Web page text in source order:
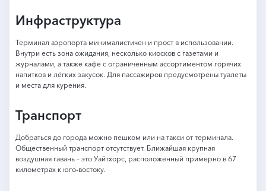
Инфраструктура
Терминал аэропорта минималистичен и прост в использовании.
Внутри есть зона ожидания, несколько киосков с газетами и
журналами, а также кафе с ограниченным ассортиментом горячих
напитков и лёгких закусок. Для пассажиров предусмотрены туалеты
и места для курения.
Транспорт
Добраться до города можно пешком или на такси от терминала.
Общественный транспорт отсутствует. Ближайшая крупная
воздушная гавань – это Уайтхорс, расположенный примерно в 67
километрах к юго-востоку.